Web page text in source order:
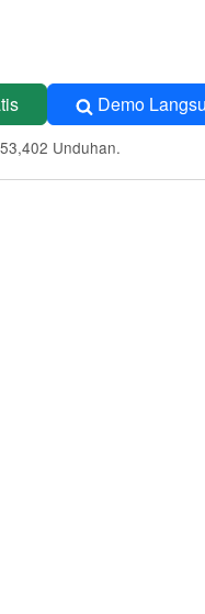
Demo
53,402 Unduhan.